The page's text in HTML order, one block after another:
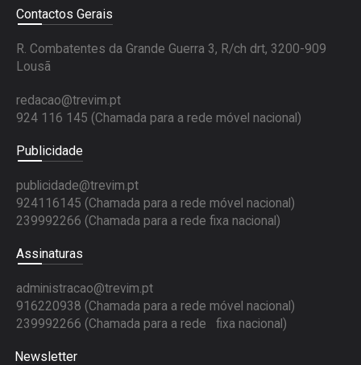
Contactos Gerais
R. Combatentes da Grande Guerra 3, R/ch drt, 3200-909
Lousã
redacao@trevim.pt
924 116 145 (Chamada para a rede móvel nacional)
Publicidade
publicidade@trevim.pt
924116145 (Chamada para a rede móvel nacional)
239992266 (Chamada para a rede fixa nacional)
Assinaturas
administracao@trevim.pt
916220938 (Chamada para a rede móvel nacional)
239992266 (Chamada para a rede fixa nacional)
Newsletter